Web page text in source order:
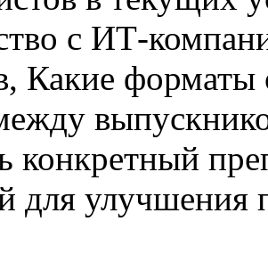
с ИТ-
Какие
конкретный
для улучшения